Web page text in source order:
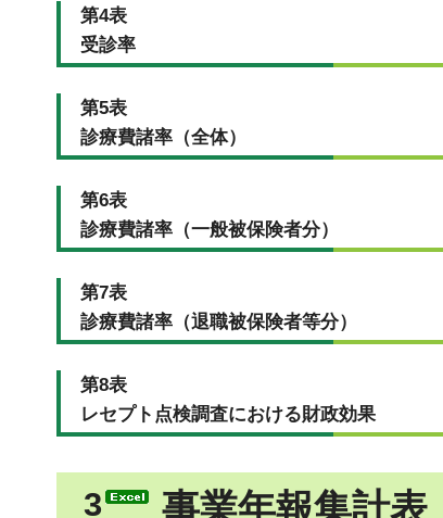
第4表
受診率
第5表
診療費諸率（全体）
第6表
診療費諸率（一般被保険者分）
第7表
診療費諸率（退職被保険者等分）
第8表
レセプト点検調査における財政効果
3 事業年報集計表